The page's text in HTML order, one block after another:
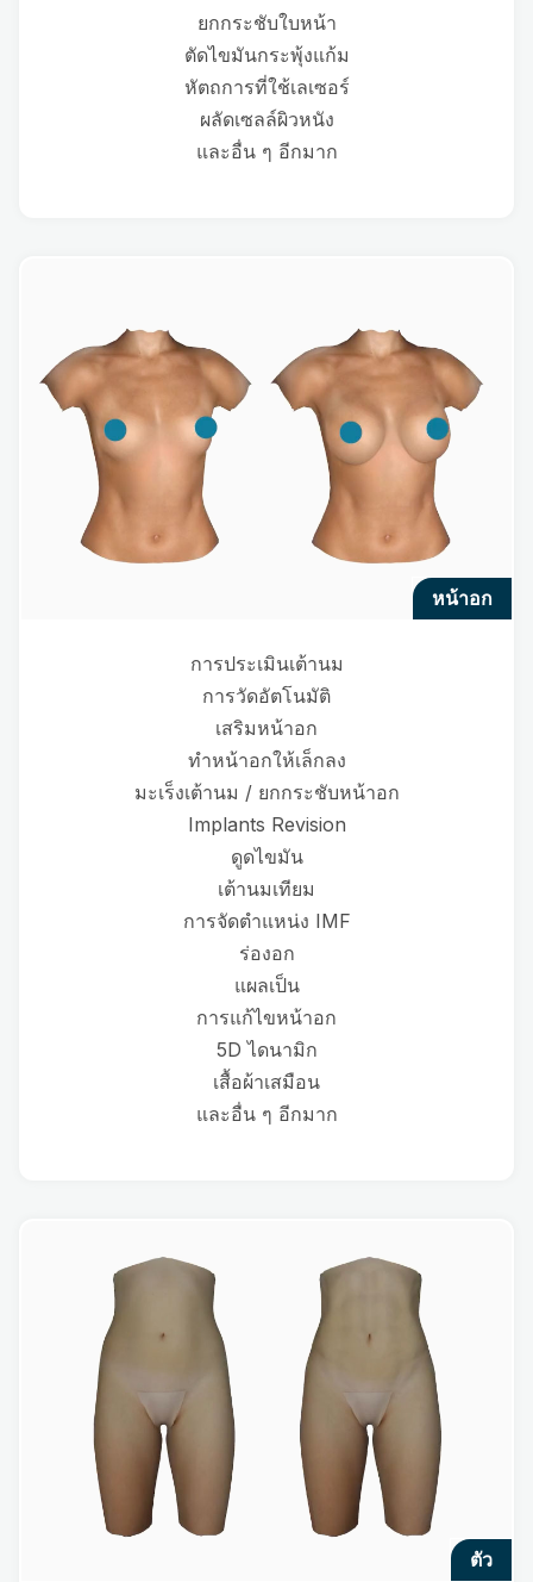
ยกกระชับใบหน้า
ตัดไขมันกระพุ้งแก้ม
หัตถการที่ใช้เลเซอร์
ผลัดเซลล์ผิวหนัง
และอื่น ๆ อีกมาก
หน้าอก
การประเมินเต้านม
การวัดอัตโนมัติ
เสริมหน้าอก
ทำหน้าอกให้เล็กลง
มะเร็งเต้านม / ยกกระชับหน้าอก
Implants Revision
ดูดไขมัน
เต้านมเทียม
การจัดตำแหน่ง IMF
ร่องอก
แผลเป็น
การแก้ไขหน้าอก
5D ไดนามิก
เสื้อผ้าเสมือน
และอื่น ๆ อีกมาก
ตัว